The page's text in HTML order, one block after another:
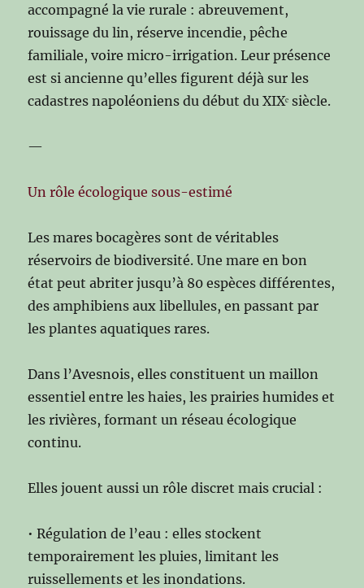
accompagné la vie rurale : abreuvement,
rouissage du lin, réserve incendie, pêche
familiale, voire micro-irrigation. Leur présence
est si ancienne qu’elles figurent déjà sur les
cadastres napoléoniens du début du XIXᵉ siècle.
—
Un rôle écologique sous-estimé
Les mares bocagères sont de véritables
réservoirs de biodiversité. Une mare en bon
état peut abriter jusqu’à 80 espèces différentes,
des amphibiens aux libellules, en passant par
les plantes aquatiques rares.
Dans l’Avesnois, elles constituent un maillon
essentiel entre les haies, les prairies humides et
les rivières, formant un réseau écologique
continu.
Elles jouent aussi un rôle discret mais crucial :
• Régulation de l’eau : elles stockent
temporairement les pluies, limitant les
ruissellements et les inondations.